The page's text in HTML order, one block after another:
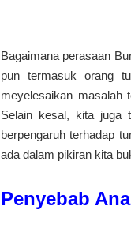
Bagaimana perasaan
pun termasuk orang
meyelesaikan masalah
Selain kesal, kita juga
berpengaruh terhadap
ada dalam pikiran kita
Penyebab